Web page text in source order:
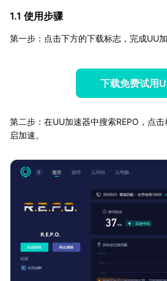
1.1 使用步骤
第一步：点击下方的下载标志，完成UU
下载免费试用
第二步：在UU加速器中搜索REPO，点
启加速。